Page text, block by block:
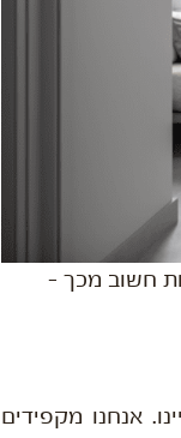
חשוב מכך –
אנחנו מקפידים